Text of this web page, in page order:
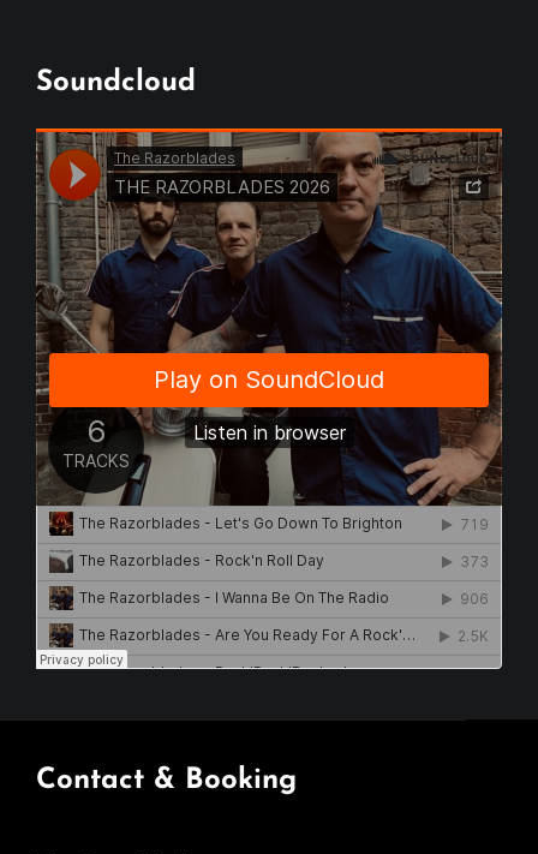
Soundcloud
Contact & Booking